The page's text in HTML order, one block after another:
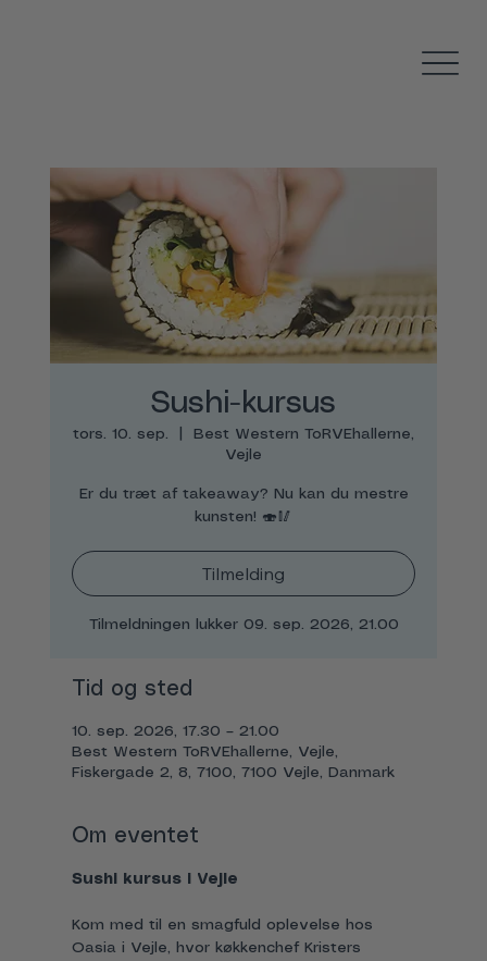
Sushi-kursus
tors. 10. sep.
Best Western ToRVEhallerne,
Vejle
Er du træt af takeaway? Nu kan du mestre
kunsten! 🍣🥢
Tilmelding
Tilmeldningen lukker 09. sep. 2026, 21.00
Tid og sted
10. sep. 2026, 17.30 – 21.00
Best Western ToRVEhallerne, Vejle,
Fiskergade 2, 8, 7100, 7100 Vejle, Danmark
Om eventet
Sushi kursus i Vejle
Kom med til en smagfuld oplevelse hos
Oasia i Vejle, hvor køkkenchef Kristers